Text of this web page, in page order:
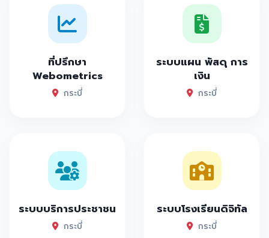
ที่ปรึกษา
Webometrics
กระบี่
ระบบแผน พัสดุ การ
เงิน
กระบี่
ระบบบริการประชาชน
กระบี่
ระบบโรงเรียนดิจิทัล
กระบี่